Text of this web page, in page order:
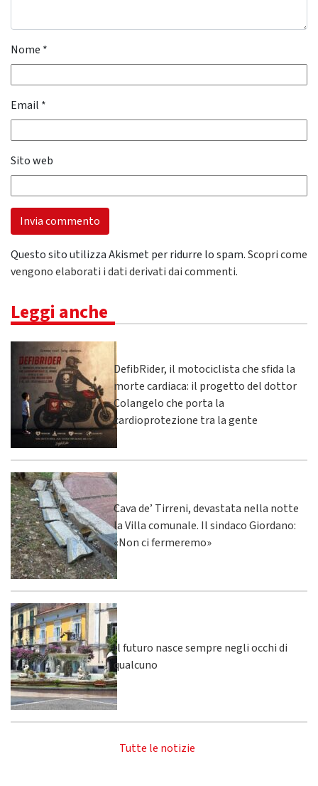
Nome *
Email *
Sito web
Questo sito utilizza Akismet per ridurre lo spam.Scopri come
vengono elaborati i dati derivati dai commenti.
Leggi anche
DefibRider, il motociclista che sfida la
morte cardiaca: il progetto del dottor
Colangelo che porta la
cardioprotezione tra la gente
Cava de’ Tirreni, devastata nella notte
la Villa comunale. Il sindaco Giordano:
«Non ci fermeremo»
Il futuro nasce sempre negli occhi di
qualcuno
Tutte le notizie